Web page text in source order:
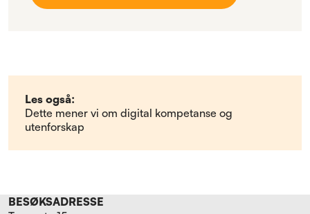
Les også:
Dette mener vi om digital kompetanse og
utenforskap
BESØKSADRESSE